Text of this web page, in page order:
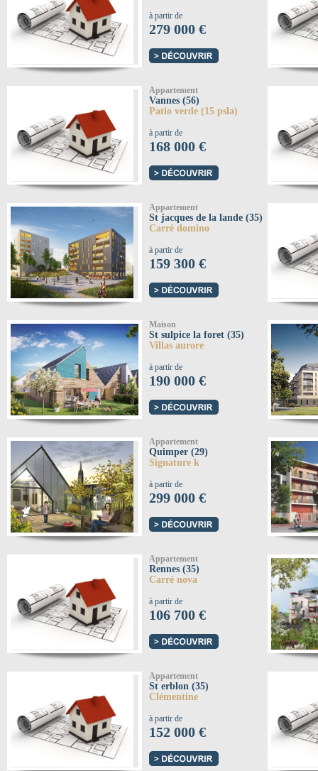
à partir de
279 000 €
Appartement
Vannes (56)
Patio verde (15 psla)
à partir de
168 000 €
Appartement
St jacques de la lande (35)
Carré domino
à partir de
159 300 €
Maison
St sulpice la foret (35)
Villas aurore
à partir de
190 000 €
Appartement
Quimper (29)
Signature k
à partir de
299 000 €
Appartement
Rennes (35)
Carré nova
à partir de
106 700 €
Appartement
St erblon (35)
Clémentine
à partir de
152 000 €